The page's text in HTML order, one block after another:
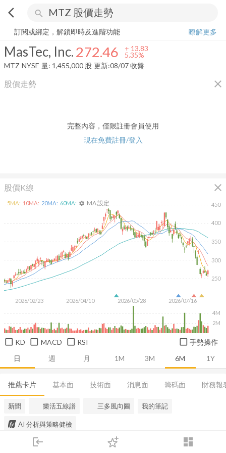
arrow_back_ios search
login dashboard
下單
MasTec, Inc. 272.46 +5.35%
訂閱或綁定，解鎖即時及進階功能
瞭解更多
MasTec, Inc.272.46 + 13.83
5.35%
MTZ NYSE 量: 1,455,000 股 更新:08/07 收盤
股價走勢 close
完整內容，僅限註冊會員使用
現在免費註冊/登入
股價K線 close
日 週 月 1M 3M 6M 1Y
2026/02/23 2026/04/10 2026/05/28 2026/07/16
250
300
350
400
450
2M
4M
5MA: 10MA: 20MA: 60MA: settings MA 設定
KD MACD RSI 手勢操作
推薦卡片 基本面 技術面 消息面 籌碼面 財務報
新聞 樂活五線譜 三多風向圖 我的筆記
AI 分析與策略健檢